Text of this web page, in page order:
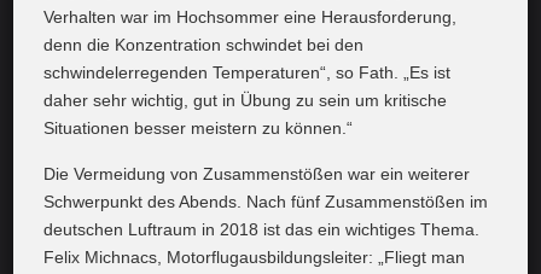
Verhalten war im Hochsommer eine Herausforderung,
denn die Konzentration schwindet bei den
schwindelerregenden Temperaturen“, so Fath. „Es ist
daher sehr wichtig, gut in Übung zu sein um kritische
Situationen besser meistern zu können.“
Die Vermeidung von Zusammenstößen war ein weiterer
Schwerpunkt des Abends. Nach fünf Zusammenstößen im
deutschen Luftraum in 2018 ist das ein wichtiges Thema.
Felix Michnacs, Motorflugausbildungsleiter: „Fliegt man